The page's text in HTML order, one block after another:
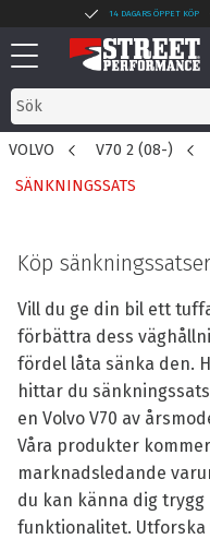
Meny
14 DAGARS ÖPPET KÖP
VOLVO V70 2 (08-)
SÄNKNINGSSATS
Köp
Vill du ge din bil ett
förbättra dess
fördel låta sänka den.
hittar du
en Volvo V70 av
Våra produkter
marknadsledande
du kan känna dig
funktionalitet.